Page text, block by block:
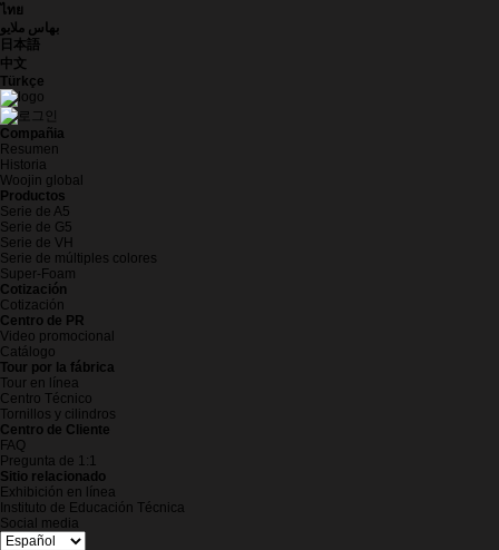
ไทย
بهاس ملايو
日本語
中文
Türkçe
Compañia
Resumen
Historia
Woojin global
Productos
Serie de A5
Serie de G5
Serie de VH
Serie de múltiples colores
Super-Foam
Cotización
Cotización
Centro de PR
Video promocional
Catálogo
Tour por la fábrica
Tour en línea
Centro Técnico
Tornillos y cilindros
Centro de Cliente
FAQ
Pregunta de 1:1
Sitio relacionado
Exhibición en línea
Instituto de Educación Técnica
Social media